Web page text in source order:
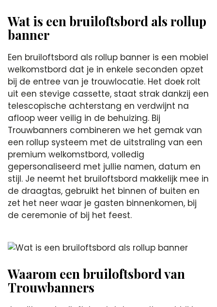
Wat is een bruiloftsbord als rollup
banner
Een bruiloftsbord als rollup banner is een mobiel
welkomstbord dat je in enkele seconden opzet
bij de entree van je trouwlocatie. Het doek rolt
uit een stevige cassette, staat strak dankzij een
telescopische achterstang en verdwijnt na
afloop weer veilig in de behuizing. Bij
Trouwbanners combineren we het gemak van
een rollup systeem met de uitstraling van een
premium welkomstbord, volledig
gepersonaliseerd met jullie namen, datum en
stijl. Je neemt het bruiloftsbord makkelijk mee in
de draagtas, gebruikt het binnen of buiten en
zet het neer waar je gasten binnenkomen, bij
de ceremonie of bij het feest.
Waarom een bruiloftsbord van
Trouwbanners